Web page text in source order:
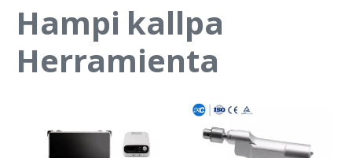
Hampi kallpa
Herramienta